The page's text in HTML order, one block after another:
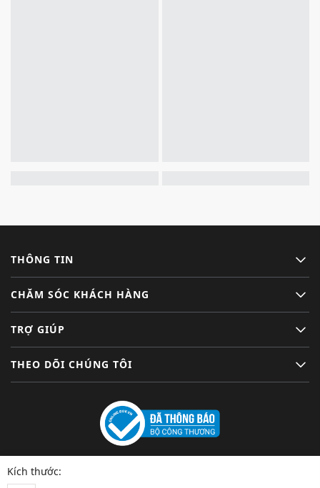
Kích thước:
THÔNG TIN
CHĂM SÓC KHÁCH HÀNG
TRỢ GIÚP
THEO DÕI CHÚNG TÔI